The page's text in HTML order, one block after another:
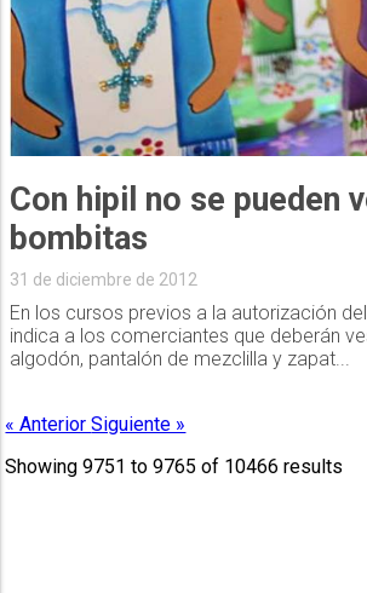
Con hipil no se pueden
bombitas
31 de diciembre de 2012
En los cursos previos a la autorización
indica a los comerciantes que deberán
algodón, pantalón de mezclilla y zapat...
« AnteriorSiguiente »
Showing9751 to9765 of 10466 results